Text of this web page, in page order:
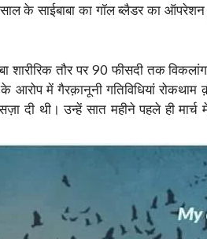
के साईबाबा का गॉल ब्लैडर का
शारीरिक तौर पर 90 फीसदी तक
में गैरक़ानूनी गतिविधियां रोकथाम
दी थी। उन्हें सात महीने पहले ही मार्च